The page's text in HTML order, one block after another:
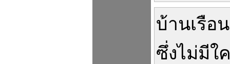
บ้านเรือน
ซึ่งไม่มีใ